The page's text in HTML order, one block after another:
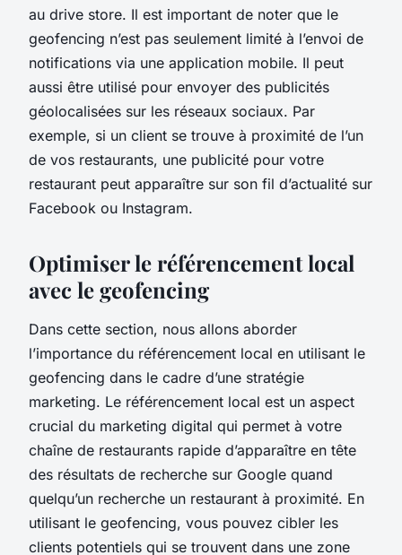
au drive store. Il est important de noter que le
geofencing n’est pas seulement limité à l’envoi de
notifications via une application mobile. Il peut
aussi être utilisé pour envoyer des publicités
géolocalisées sur les réseaux sociaux. Par
exemple, si un client se trouve à proximité de l’un
de vos restaurants, une publicité pour votre
restaurant peut apparaître sur son fil d’actualité sur
Facebook ou Instagram.
Optimiser le référencement local
avec le geofencing
Dans cette section, nous allons aborder
l’importance du référencement local en utilisant le
geofencing dans le cadre d’une stratégie
marketing. Le référencement local est un aspect
crucial du marketing digital qui permet à votre
chaîne de restaurants rapide d’apparaître en tête
des résultats de recherche sur Google quand
quelqu’un recherche un restaurant à proximité. En
utilisant le geofencing, vous pouvez cibler les
clients potentiels qui se trouvent dans une zone